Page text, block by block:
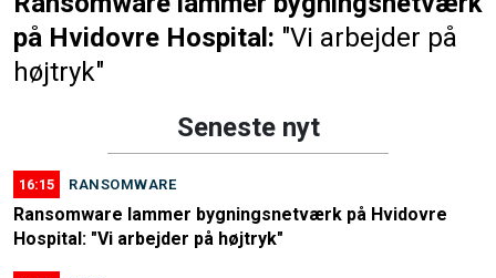
på Hvidovre Hospital: "Vi arbejder på
højtryk"
Seneste nyt
16:15 RANSOMWARE
Ransomware lammer bygningsnetværk på Hvidovre
Hospital: "Vi arbejder på højtryk"